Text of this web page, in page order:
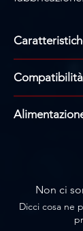
microfonici:
Clip Safe:
Uscite di
Uscite per
Compatibilità
quindi
(incluso)
Non ci
Dicci cosa ne